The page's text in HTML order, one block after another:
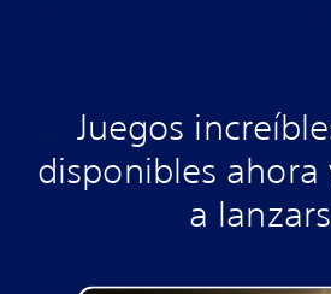
Juegos
disponibles ahora
a